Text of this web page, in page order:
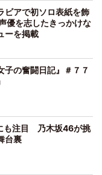
ビアで初ソロ表紙を飾
優を志したきっかけな
ーを掲載
子の奮闘日記』＃７７
も注目 乃木坂46が挑
台裏